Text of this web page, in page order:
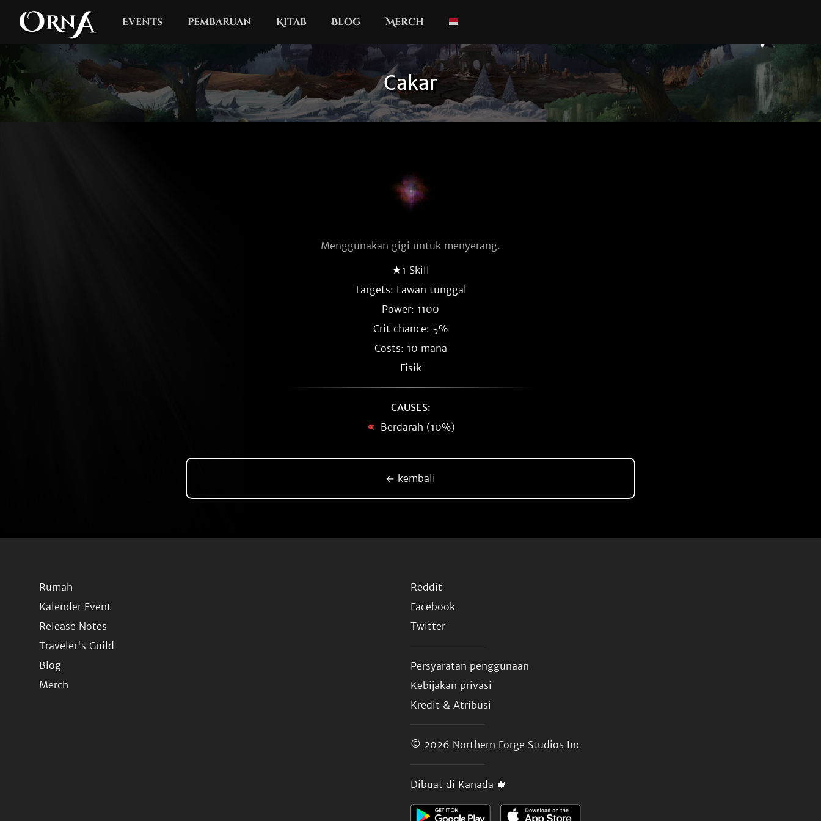
Events pembaruan Kitab Blog Merch
Cakar
Menggunakan gigi untuk menyerang.
★1 Skill
Targets: Lawan tunggal
Power: 1100
Crit chance: 5%
Costs: 10 mana
Fisik
CAUSES:
Berdarah (10%)
← kembali
Rumah
Kalender Event
Release Notes
Traveler's Guild
Blog
Merch
Reddit
Facebook
Twitter
Persyaratan penggunaan
Kebijakan privasi
Kredit & Atribusi
© 2026 Northern Forge Studios Inc
Dibuat di Kanada 🍁